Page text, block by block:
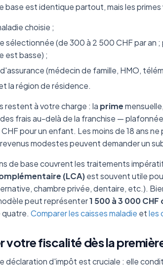
base est identique partout, mais les
choisie ;
sélectionnée (de 300 à 2 500 CHF par an
est basse) ;
(médecin de famille, HMO,
la région de résidence.
restent à votre charge : la prime
frais au-delà de la franchise —
pour un enfant. Les moins de 18 ans
modestes peuvent demander un
de base couvrent les traitements
(LCA)est souvent utile
chambre privée, dentaire, etc.).
peut représenter1 500 à 3 000
quatre. Comparer les caisses maladie etles
votre fiscalité dès la
déclaration d'impôt est cruciale : elle